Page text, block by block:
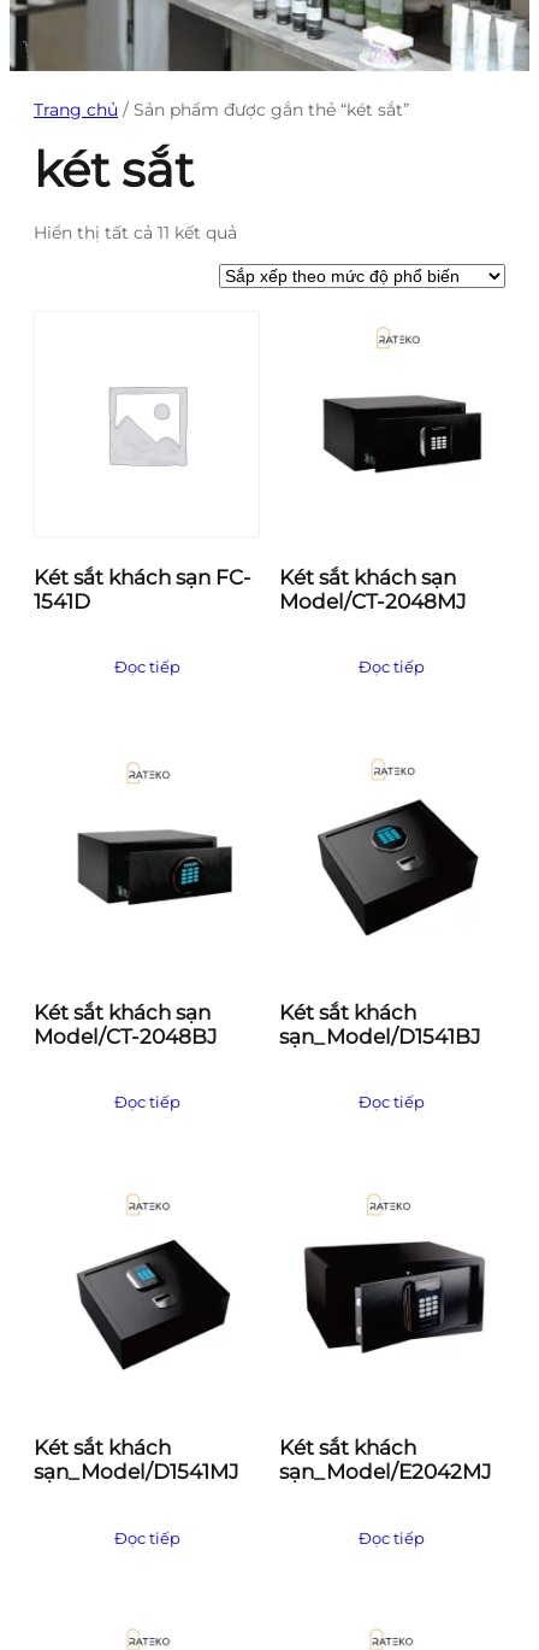
Trang chủ / Sản phẩm được gắn thẻ “két sắt”
két sắt
Hiển thị tất cả 11 kết quả
sắp
xếp
Két sắt khách sạn FC-
1541D
Đọc tiếp
Két sắt khách sạn
Model/CT-2048MJ
Đọc tiếp
Két sắt khách sạn
Model/CT-2048BJ
Đọc tiếp
Két sắt khách
sạn_Model/D1541BJ
Đọc tiếp
Két sắt khách
sạn_Model/D1541MJ
Đọc tiếp
Két sắt khách
sạn_Model/E2042MJ
Đọc tiếp